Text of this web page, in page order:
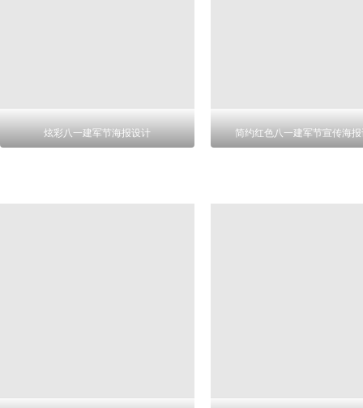
炫彩八一建军节海报设计 简约红色八一建军节宣传海